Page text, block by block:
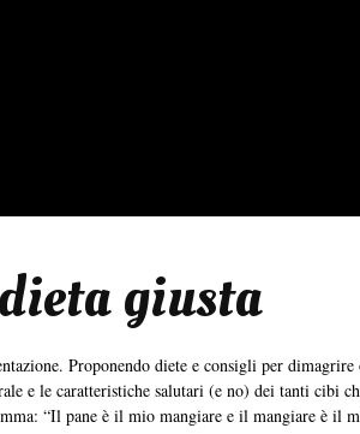
giusta
Proponendo diete e consigli per
e le caratteristiche salutari (e no) dei tanti cibi
“Il pane è il mio mangiare e il mangiare è il